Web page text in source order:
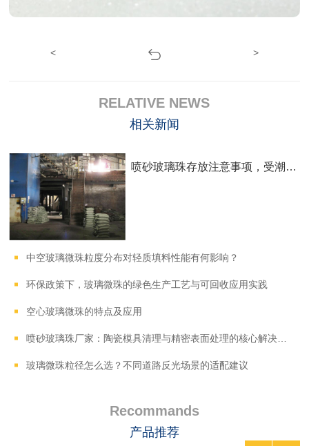
< >
RELATIVE NEWS
相关新闻
喷砂玻璃珠存放注意事项，受潮结块影响工件喷砂加工效果
中空玻璃微珠粒度分布对轻质填料性能有何影响？
环保政策下，玻璃微珠的绿色生产工艺与可回收应用实践
空心玻璃微珠的特点及应用
玻璃微珠粒径怎么选？不同道路反光场景的适配建议
Recommands
产品推荐